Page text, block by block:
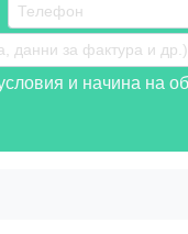
и начина на